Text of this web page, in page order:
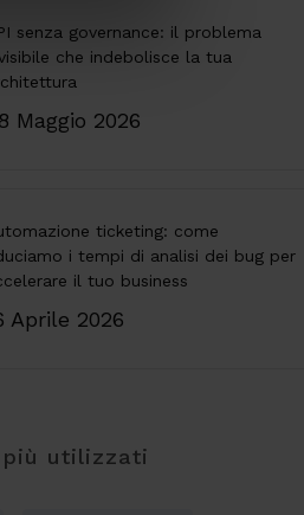
senza governance: il problema
che indebolisce la tua
Maggio 2026
ticketing: come
i tempi di analisi dei bug per
il tuo business
Aprile 2026
più utilizzati